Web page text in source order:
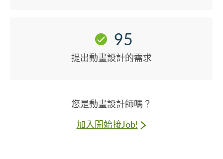
95
提出動畫設計的需求
您是動畫設計師嗎？
加入開始接Job!